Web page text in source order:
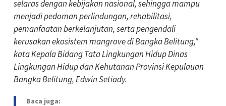
selaras dengan kebijakan nasional, sehingga mampu
menjadi pedoman perlindungan, rehabilitasi,
pemanfaatan berkelanjutan, serta pengendali
kerusakan ekosistem mangrove di Bangka Belitung,"
kata Kepala Bidang Tata Lingkungan Hidup Dinas
Lingkungan Hidup dan Kehutanan Provinsi Kepulauan
Bangka Belitung, Edwin Setiady.
Baca juga: